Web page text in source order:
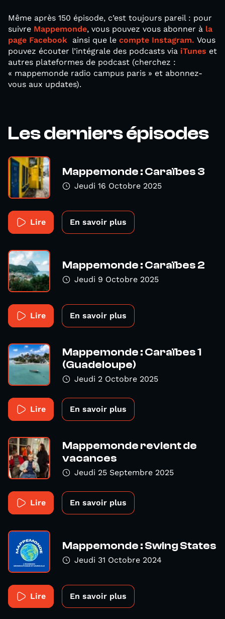
Même après 150 épisode, c’est toujours pareil : pour
suivre Mappemonde, vous pouvez vous abonner à la
page Facebook ainsi que le compte Instagram. Vous
pouvez écouter l’intégrale des podcasts via iTunes et
autres plateformes de podcast (cherchez :
« mappemonde radio campus paris » et abonnez-
vous aux updates).
Les derniers épisodes
Mappemonde : Caraïbes 3
Jeudi 16 Octobre 2025
Lire En savoir plus
Mappemonde : Caraïbes 2
Jeudi 9 Octobre 2025
Lire En savoir plus
Mappemonde : Caraïbes 1
(Guadeloupe)
Jeudi 2 Octobre 2025
Lire En savoir plus
Mappemonde revient de
vacances
Jeudi 25 Septembre 2025
Lire En savoir plus
Mappemonde : Swing States
Jeudi 31 Octobre 2024
Lire En savoir plus